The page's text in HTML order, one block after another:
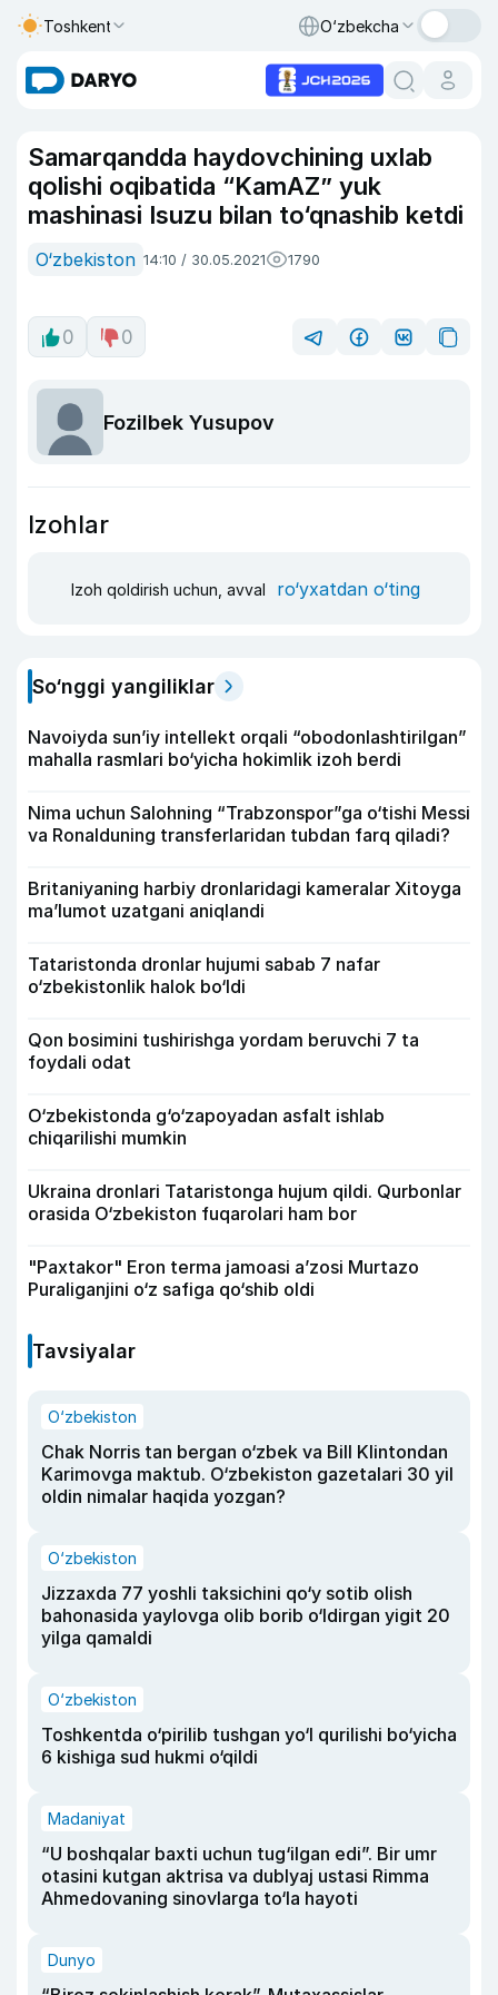
Toshkent O‘zbekcha
Samarqandda haydovchining uxlab
qolishi oqibatida “KamAZ” yuk
mashinasi Isuzu bilan to‘qnashib ketdi
O‘zbekiston 14:10 / 30.05.2021 1790
0 0
Fozilbek Yusupov
Izohlar
Izoh qoldirish uchun, avval ro‘yxatdan o‘ting
So‘nggi yangiliklar
Navoiyda sun’iy intellekt orqali “obodonlashtirilgan”
mahalla rasmlari bo‘yicha hokimlik izoh berdi
Nima uchun Salohning “Trabzonspor”ga o‘tishi Messi
va Ronalduning transferlaridan tubdan farq qiladi?
Britaniyaning harbiy dronlaridagi kameralar Xitoyga
ma’lumot uzatgani aniqlandi
Tataristonda dronlar hujumi sabab 7 nafar
o‘zbekistonlik halok bo‘ldi
Qon bosimini tushirishga yordam beruvchi 7 ta
foydali odat
O‘zbekistonda g‘o‘zapoyadan asfalt ishlab
chiqarilishi mumkin
Ukraina dronlari Tataristonga hujum qildi. Qurbonlar
orasida O‘zbekiston fuqarolari ham bor
"Paxtakor" Eron terma jamoasi a’zosi Murtazo
Puraliganjini o‘z safiga qo‘shib oldi
Tavsiyalar
O‘zbekiston
Chak Norris tan bergan o‘zbek va Bill Klintondan
Karimovga maktub. O‘zbekiston gazetalari 30 yil
oldin nimalar haqida yozgan?
O‘zbekiston
Jizzaxda 77 yoshli taksichini qo‘y sotib olish
bahonasida yaylovga olib borib o‘ldirgan yigit 20
yilga qamaldi
O‘zbekiston
Toshkentda o‘pirilib tushgan yo‘l qurilishi bo‘yicha
6 kishiga sud hukmi o‘qildi
Madaniyat
“U boshqalar baxti uchun tug‘ilgan edi”. Bir umr
otasini kutgan aktrisa va dublyaj ustasi Rimma
Ahmedovaning sinovlarga to‘la hayoti
Dunyo